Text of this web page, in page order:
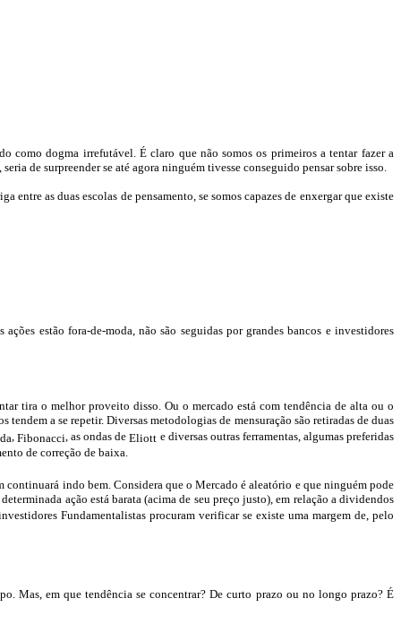
como dogma irrefutável. É claro que não somos os primeiros a tentar fazer a
de surpreender se até agora ninguém tivesse conseguido pensar sobre isso.
as duas escolas de pensamento, se somos capazes de enxergar que existe
ações estão fora-de-moda, não são seguidas por grandes bancos e investidores
tira o melhor proveito disso. Ou o mercado está com tendência de alta ou o
a se repetir. Diversas metodologias de mensuração são retiradas de duas
,Fibonacci, as ondas deEliott e diversas outras ferramentas, algumas preferidas
de correção de baixa.
continuará indo bem. Considera que o Mercado é aleatório e que ninguém pode
ação está barata (acima de seu preço justo), em relação a dividendos
Fundamentalistas procuram verificar se existe uma margem de, pelo
Mas, em que tendência se concentrar? De curto prazo ou no longo prazo? É